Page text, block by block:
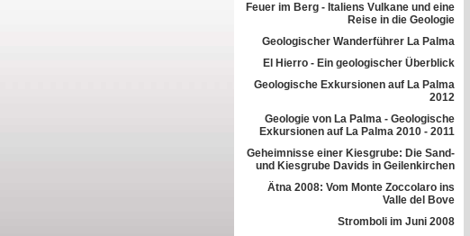
Feuer im Berg - Italiens Vulkane und eine
Reise in die Geologie
Geologischer Wanderführer La Palma
El Hierro - Ein geologischer Überblick
Geologische Exkursionen auf La Palma
2012
Geologie von La Palma - Geologische
Exkursionen auf La Palma 2010 - 2011
Geheimnisse einer Kiesgrube: Die Sand-
und Kiesgrube Davids in Geilenkirchen
Ätna 2008: Vom Monte Zoccolaro ins
Valle del Bove
Stromboli im Juni 2008